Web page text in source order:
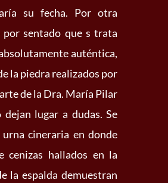
su fecha. Por otra
por sentado que s trata
auténtica,
la piedra realizados por
de la Dra. María Pilar
dejan lugar a dudas. Se
cineraria en donde
cenizas hallados en la
la espalda demuestran